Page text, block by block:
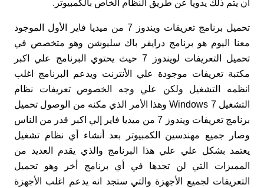
أن يتم ذلك يدوياً عن طريق النظام الخاص بالكمبيوتر.
تحميل برنامج تعريفات ويندوز 7 من ميديا فاير الأول الموجود
معنا اليوم هو برنامج درايفر باك سليوشن وهو متخصص في
تحميل التعريفات لويندوز 7 حيث يحتوي البرنامج علي اكبر
مكتبة تعريفات موجودة علي الأنترنت ويدعم البرنامج اغلب
انظمه التشغيل ولكن علي وجه الخصوص تعريفات نظام
التشغيل Windows 7 وهذا الأمر الذي مكنه من الوصول تحميل
برنامج تعريفات ويندوز 7 من ميديا فاير إلي اكبر قدر من الناس
وصار جميع مهندسين الكمبيوتر بعد أنشاء أي نظام تشغيل
يعتمد بشكل علي علي هذا البرنامج والذي يقدم العديد من
المميزات التي لن تجدها في أي برنامج أخر وهو تحميل
التعريفات لجميع الأجهزة والتي ستجد انه يدعم اغلب الأجهزة